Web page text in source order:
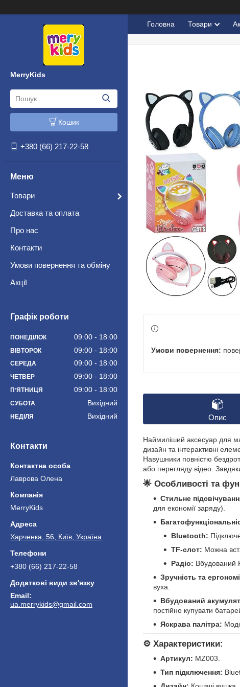
MerryKids
Кошик
+380 (66) 217-22-58
Товари
Доставка та оплата
Про нас
Контакти
Умови повернення та обміну
Акції
Графік роботи
ПОНЕДІЛОК 09:00 18:00
ВІВТОРОК 09:00 18:00
СЕРЕДА 09:00 18:00
ЧЕТВЕР 09:00 18:00
ПʼЯТНИЦЯ 09:00 18:00
СУБОТА Вихідний
НЕДІЛЯ Вихідний
Контакти
Лаврова Олена
MerryKids
Харченка, 56, Київ, Україна
+380 (66) 217-22-58
ua.merrykids@gmail.com
Головна Товари
Опис
Наймиліший аксесуар для
дизайн та інтерактивні
Навушники повністю
або перегляду відео.
🌟 Особливості та
Стильне
для економії заряду).
Bluetooth:
TF-слот: Можна
Радіо: Вбудований
Зручність та
вуха.
Вбудований
постійно купувати
Яскрава палітра:
⚙️ Характеристики:
Артикул: MZ003.
Тип підключення: